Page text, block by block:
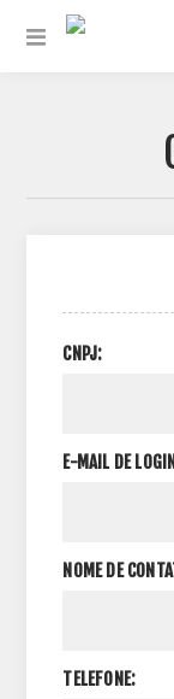
CNPJ:
E-MAIL DE
NOME DE
TELEFONE: